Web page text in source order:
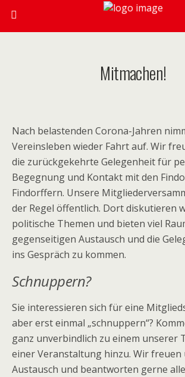
Mitmachen!
Nach belastenden Corona-Jahren
Vereinsleben wieder Fahrt auf. Wir
die zurückgekehrte Gelegenheit für
Begegnung und Kontakt mit den
Findorffern. Unsere
der Regel öffentlich. Dort diskutieren
politische Themen und bieten viel
gegenseitigen Austausch und die
ins Gespräch zu kommen.
Schnuppern?
Sie interessieren sich für eine
aber erst einmal „schnuppern“?
ganz unverbindlich zu einem unserer
einer Veranstaltung hinzu. Wir freuen
Austausch und beantworten gerne